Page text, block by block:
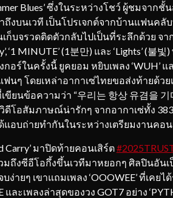
Blues’ ซึ่งในระหว่างโชว์ ผู้ชมจา
ถึงบนเวที เป็นโปรเจกต์จากบ้านแฟนค
ก็บจรวดติดตัวกลับไปเป็นที่ระลึกด้วย จ
‘1 MINUTE’ (1분만) และ ‘Lights’ (
ร์ในครั้งนี้ ยูคยอม หยิบเพลง ‘WUH’ แล
นๆ โดยเหล่าอากาเซ่ไทยขอส่งท้ายด้ว
ยนข้อความว่า “우리는 항상 유겸을 기
ดีโอสัมภาษณ์น่ารักๆ จากอากาเซ่ทั้ง
แอบถ่ายทำกันในระหว่างเตรียมงานคอน
Carry’ มาปิดท้ายคอนเสิร์ต
มถึงซีอีโอกึ้งขึ้นเวทีมาหยอกๆ ศิลปินอัน
ายๆ เขาแถมเพลง ‘OOOWEE’ ที่เคย
และเพลงล่าสุดของวง GOT7 อย่าง